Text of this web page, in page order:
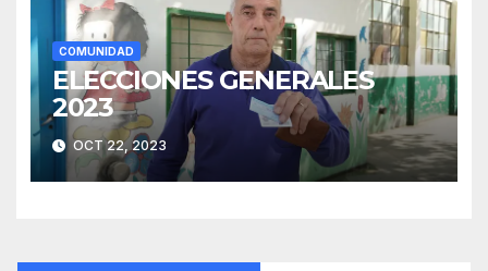
COMUNIDAD
ELECCIONES GENERALES
2023
OCT 22, 2023